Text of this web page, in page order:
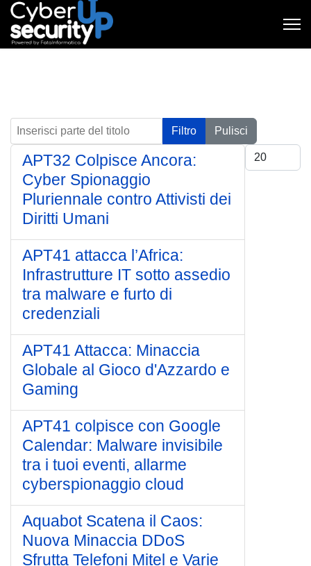
Inserisci parte del titolo Filtro
Pulisci
Visualizza #
APT32 Colpisce Ancora:
Cyber Spionaggio
Pluriennale contro Attivisti dei
Diritti Umani
APT41 attacca l’Africa:
Infrastrutture IT sotto assedio
tra malware e furto di
credenziali
APT41 Attacca: Minaccia
Globale al Gioco d'Azzardo e
Gaming
APT41 colpisce con Google
Calendar: Malware invisibile
tra i tuoi eventi, allarme
cyberspionaggio cloud
Aquabot Scatena il Caos:
Nuova Minaccia DDoS
Sfrutta Telefoni Mitel e Varie